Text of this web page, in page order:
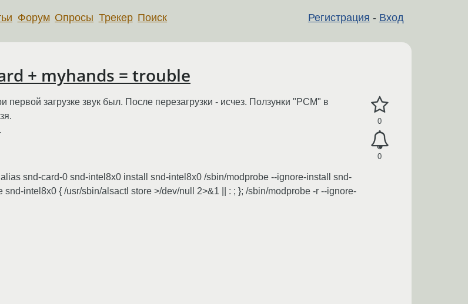
Регистрация - Вход
Форум Опросы Трекер Поиск
+ myhands = trouble
0
0
загрузке звук был. После перезагрузки - исчез. Ползунки "PCM" в
snd-card-0 snd-intel8x0 install snd-intel8x0 /sbin/modprobe --ignore-install snd-
intel8x0 { /usr/sbin/alsactl store >/dev/null 2>&1 || : ; }; /sbin/modprobe -r --ignore-